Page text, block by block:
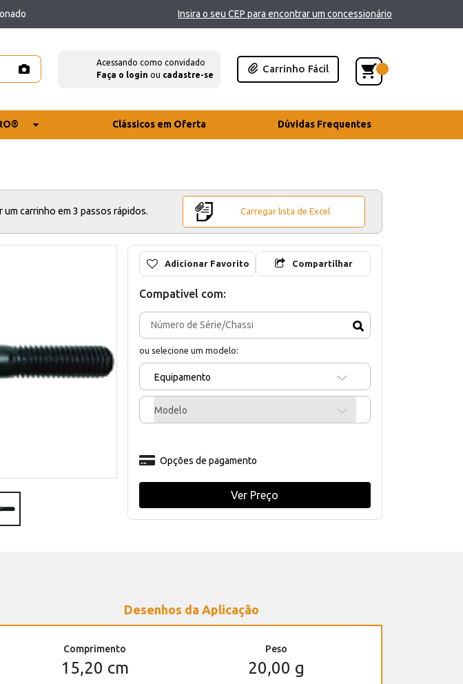
Insira o seu CEP para encontrar um concessionário
Acessando como convidado
Faça o login ou cadastre-se
Carrinho Fácil
Clássicos em Oferta Dúvidas Frequentes
carrinho em 3 passos rápidos. Carregar lista de Excel
Adicionar Favorito Compartilhar
Compativel com:
ou selecione um modelo:
Equipamento
Modelo
Opções de pagamento
Ver Preço
Desenhos da Aplicação
Comprimento
15,20 cm
Peso
20,00 g